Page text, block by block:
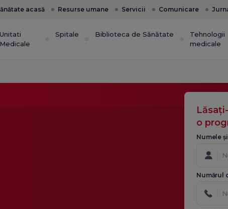
acasă Resurse umane Servicii Comunicare
Unitati
Medicale
Spitale Biblioteca de Sănătate
Tehnologii
medicale
o
Numele
Numărul